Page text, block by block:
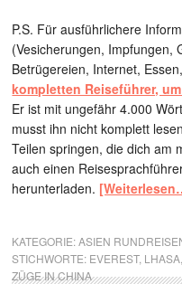
P.S. Für ausführlichere
(Vesicherungen, Impfungen,
Betrügereien, Internet,
kompletten Reiseführer,
Er ist mit ungefähr 4.000
musst ihn nicht komplett
Teilen springen, die dich am
auch einen
herunterladen.
KATEGORIE:ASIEN
STICHWORTE: EVEREST, LHASA
ZÜGE IN CHINA